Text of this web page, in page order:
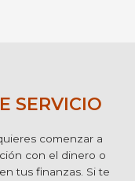
SERVICIO
comenzar a
con el dinero o
tus finanzas. Si te